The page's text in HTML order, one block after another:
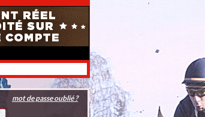
mot de passe oublié ?